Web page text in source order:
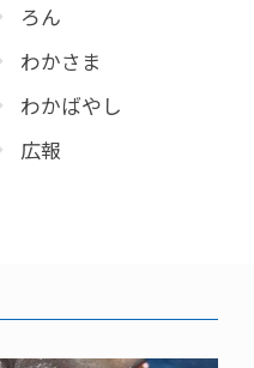
ろん
わかさま
わかばやし
広報